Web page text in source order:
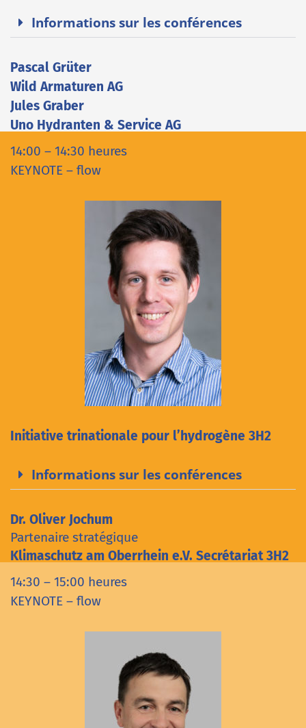
Informations sur les conférences
Pascal Grüter
Wild Armaturen AG
Jules Graber
Uno Hydranten & Service AG
14:00 – 14:30 heures
KEYNOTE – flow
Initiative trinationale pour l’hydrogène 3H2
Informations sur les conférences
Dr. Oliver Jochum
Partenaire stratégique
Klimaschutz am Oberrhein e.V. Secrétariat 3H2
14:30 – 15:00 heures
KEYNOTE – flow